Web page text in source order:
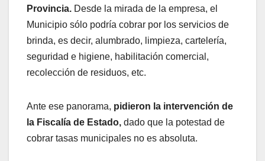
Provincia. Desde la mirada de la empresa, el
Municipio sólo podría cobrar por los servicios de
brinda, es decir, alumbrado, limpieza, cartelería,
seguridad e higiene, habilitación comercial,
recolección de residuos, etc.
Ante ese panorama, pidieron la intervención de
la Fiscalía de Estado, dado que la potestad de
cobrar tasas municipales no es absoluta.